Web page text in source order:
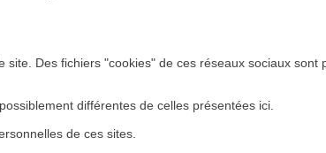
Des fichiers "cookies" de ces réseaux sociaux sont
différentes de celles présentées ici.
de ces sites.